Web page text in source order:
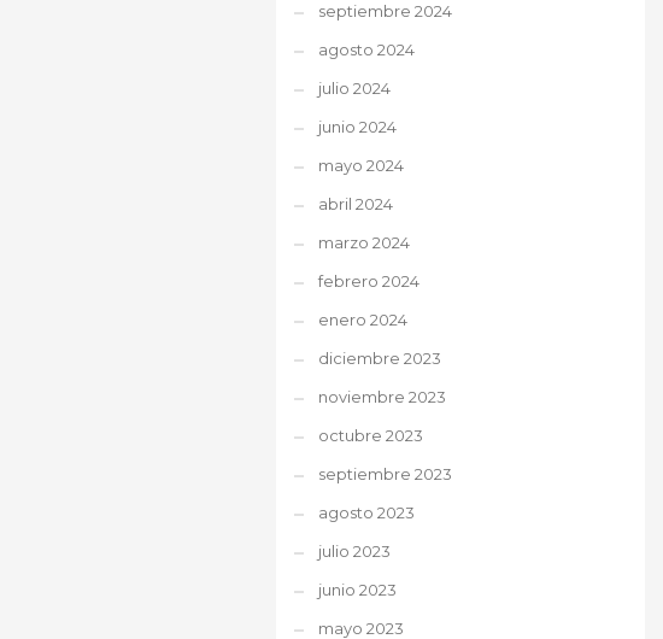
septiembre 2024
agosto 2024
julio 2024
junio 2024
mayo 2024
abril 2024
marzo 2024
febrero 2024
enero 2024
diciembre 2023
noviembre 2023
octubre 2023
septiembre 2023
agosto 2023
julio 2023
junio 2023
mayo 2023